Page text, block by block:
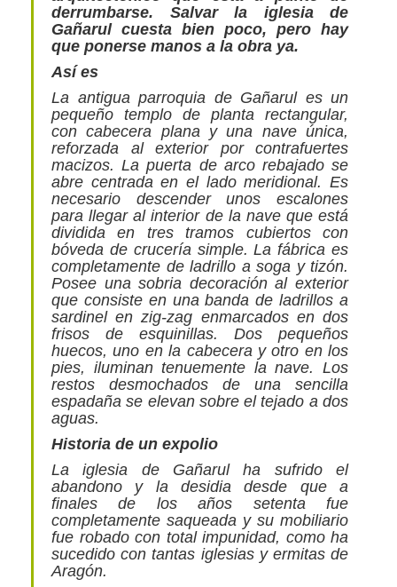
derrumbarse. Salvar la iglesia de
Gañarul cuesta bien poco, pero hay
que ponerse manos a la obra ya.
Así es
La antigua parroquia de Gañarul es un
pequeño templo de planta rectangular,
con cabecera plana y una nave única,
reforzada al exterior por contrafuertes
macizos. La puerta de arco rebajado se
abre centrada en el lado meridional. Es
necesario descender unos escalones
para llegar al interior de la nave que está
dividida en tres tramos cubiertos con
bóveda de crucería simple. La fábrica es
completamente de ladrillo a soga y tizón.
Posee una sobria decoración al exterior
que consiste en una banda de ladrillos a
sardinel en zig-zag enmarcados en dos
frisos de esquinillas. Dos pequeños
huecos, uno en la cabecera y otro en los
pies, iluminan tenuemente la nave. Los
restos desmochados de una sencilla
espadaña se elevan sobre el tejado a dos
aguas.
Historia de un expolio
La iglesia de Gañarul ha sufrido el
abandono y la desidia desde que a
finales de los años setenta fue
completamente saqueada y su mobiliario
fue robado con total impunidad, como ha
sucedido con tantas iglesias y ermitas de
Aragón.